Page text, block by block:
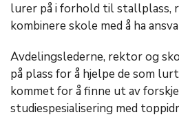
lurer på i forhold til stallplass,
kombinere skole med å ha
Avdelingslederne, rektor og
på plass for å hjelpe de som
kommet for å finne ut av
studiespesialisering med